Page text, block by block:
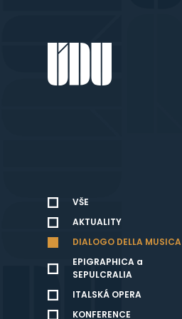
VŠE
AKTUALITY
DIALOGO DELLA MUSICA
EPIGRAPHICA a
SEPULCRALIA
ITALSKÁ OPERA
KONFERENCE